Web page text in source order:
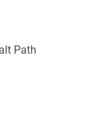
Path